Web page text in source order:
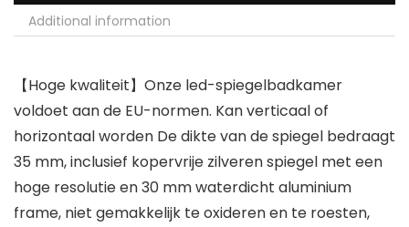
Additional information
【Hoge kwaliteit】Onze led-spiegelbadkamer
voldoet aan de EU-normen. Kan verticaal of
horizontaal worden De dikte van de spiegel bedraagt
35 mm, inclusief kopervrije zilveren spiegel met een
hoge resolutie en 30 mm waterdicht aluminium
frame, niet gemakkelijk te oxideren en te roesten,